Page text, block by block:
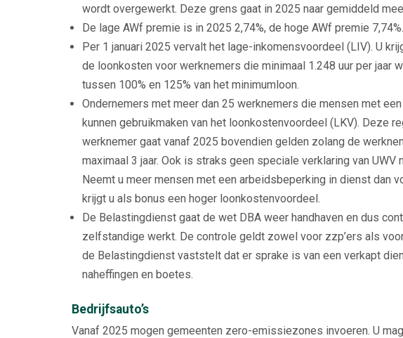
wordt overgewerkt. Deze grens gaat in 2025 naar gemiddeld
De lage AWf premie is in 2025 2,74%, de hoge AWf premie 7,74%.
Per 1 januari 2025 vervalt het lage-inkomensvoordeel (LIV). U
de loonkosten voor werknemers die minimaal 1.248 uur per jaar
tussen 100% en 125% van het minimumloon.
Ondernemers met meer dan 25 werknemers die mensen met
kunnen gebruikmaken van het loonkostenvoordeel (LKV). Deze
werknemer gaat vanaf 2025 bovendien gelden zolang de
maximaal 3 jaar. Ook is straks geen speciale verklaring van
Neemt u meer mensen met een arbeidsbeperking in dienst dan
krijgt u als bonus een hoger loonkostenvoordeel.
De Belastingdienst gaat de wet DBA weer handhaven en dus
zelfstandige werkt. De controle geldt zowel voor zzp’ers als
de Belastingdienst vaststelt dat er sprake is van een verkapt
naheffingen en boetes.
Bedrijfsauto’s
Vanaf 2025 mogen gemeenten zero-emissiezones invoeren. U